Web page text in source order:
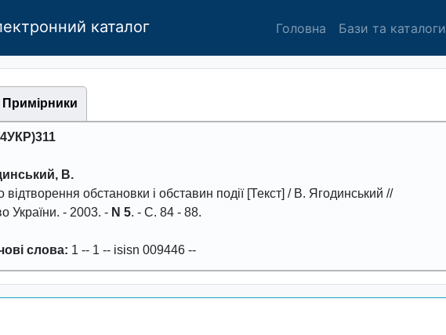
каталог Головна Бази та каталоги
Примірники
В.
вiдтвоpення обстановки i обставин подiї[Текст] / В. Ягодинський //
Укpаїни. - 2003. - N 5. - С. 84 - 88.
слова: 1 -- 1 -- isisn 009446 --